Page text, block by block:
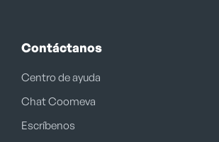
Contáctanos
Centro de ayuda
Chat Coomeva
Escríbenos